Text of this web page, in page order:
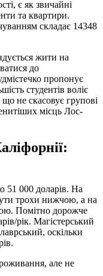
є як звичайні
та квартири.
складає 14348
жити на
до
пропонує
студентів воліє
не скасовує групові
місць Лос-
51 000 доларів. На
трохи нижчою, а на
Помітно дорожче
рік. Магістерський
оскільки
але не